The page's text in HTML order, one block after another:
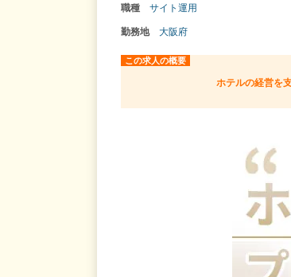
職種
サイト運用
勤務地
大阪府
この求人の概要
ホテルの経営を